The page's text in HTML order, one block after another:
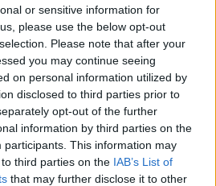
or sensitive information for
please use the below opt-out
Please note that after your
you may continue seeing
on personal information utilized by
disclosed to third parties prior to
opt-out of the further
information by third parties on the
participants. This information may
third parties on the IAB’s List of
that may further disclose it to other
μετεωρολογικοί σταθμοί και
ποιότητας νερού.
τα κύρια έργα μεταφοράς
18 μήνες, ενώ η πλήρης
προβλέπεται σε36 μήνες από